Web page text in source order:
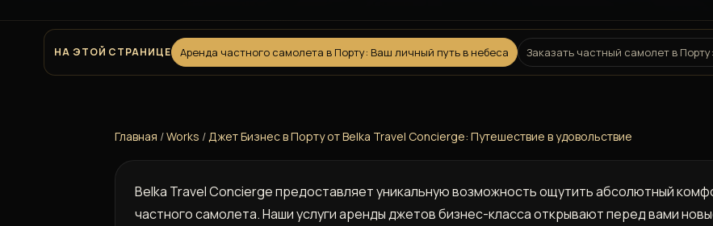
НА ЭТОЙ СТРАНИЦЕ Аренда частного самолета в Порту: Ваш личный путь в небеса Заказать частный самолет в
Главная /Works /Джет Бизнес в Порту от Belka Travel Concierge: Путешествие в удовольствие
Belka Travel Concierge предоставляет уникальную возможность ощутить абсолютный
частного самолета. Наши услуги аренды джетов бизнес-класса открывают перед вами